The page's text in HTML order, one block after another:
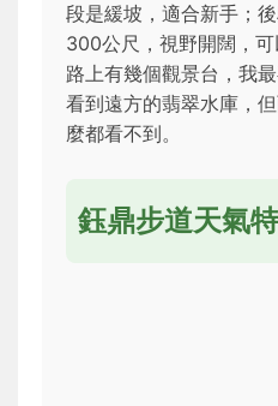
段是緩坡，適合新手；
300公尺，視野開闊，可
路上有幾個觀景台，我
看到遠方的翡翠水庫，
麼都看不到。
鈺鼎步道天氣